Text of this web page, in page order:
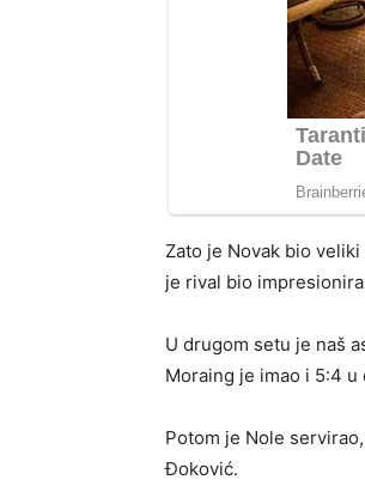
Zato je Novak bio
je rival bio
U drugom setu je naš
Moraing je imao i 5:4
Potom je Nole
Đoković.